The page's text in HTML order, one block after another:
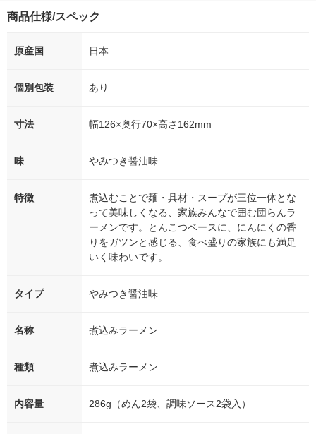
商品仕様/スペック
原産国 日本
個別包装 あり
寸法 幅126×奥行70×高さ162mm
味 やみつき醤油味
特徴
煮込むことで麺・具材・スープが三位一体とな
って美味しくなる、家族みんなで囲む団らんラ
ーメンです。とんこつベースに、にんにくの香
りをガツンと感じる、食べ盛りの家族にも満足
いく味わいです。
タイプ やみつき醤油味
名称 煮込みラーメン
種類 煮込みラーメン
内容量 286g（めん2袋、調味ソース2袋入）